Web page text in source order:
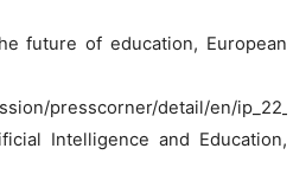
future of education, European
presscorner/detail/en/
Intelligence and Education,